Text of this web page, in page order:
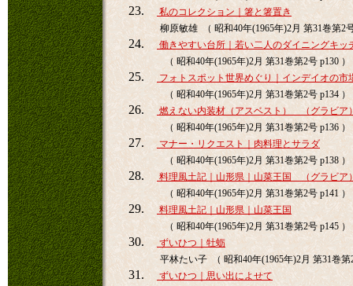
23.
私のコレクション｜箸と箸置き
柳原敏雄 （ 昭和40年(1965年)2月 第31巻第2
24.
働きやすい台所｜若い二人のダイニングキッ
（ 昭和40年(1965年)2月 第31巻第2号 p130 ）
25.
フォトスポット世界めぐり｜インデイオの市
（ 昭和40年(1965年)2月 第31巻第2号 p134 ）
26.
燃えない内装材（アスベスト） （グラビア
（ 昭和40年(1965年)2月 第31巻第2号 p136 ）
27.
マナー・リクエスト｜肉料理とサラダ
（ 昭和40年(1965年)2月 第31巻第2号 p138 ）
28.
料理風土記｜山形県｜山菜王国 （グラビア
（ 昭和40年(1965年)2月 第31巻第2号 p141 ）
29.
料理風土記｜山形県｜山菜王国
（ 昭和40年(1965年)2月 第31巻第2号 p145 ）
30.
ずいひつ｜牡蛎
平林たい子 （ 昭和40年(1965年)2月 第31巻第
31.
ずいひつ｜思い出によせて